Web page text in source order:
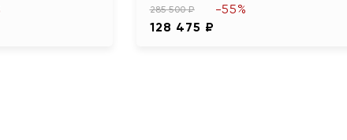
285 500 ₽
128 475 ₽
-55%